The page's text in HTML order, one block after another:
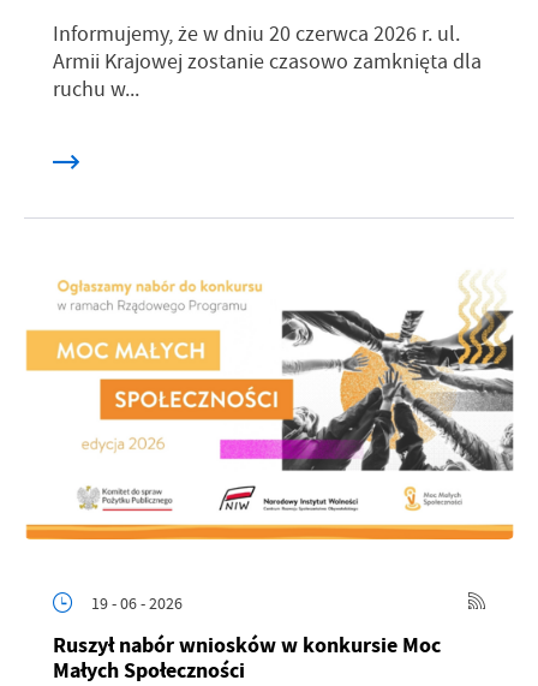
Informujemy, że w dniu 20 czerwca 2026 r. ul.
Armii Krajowej zostanie czasowo zamknięta dla
ruchu w...
19 - 06 - 2026
Ruszył nabór wniosków w konkursie Moc
Małych Społeczności